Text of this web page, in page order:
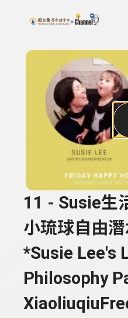
上方功能區塊
搜尋關鍵字：可輸入節目
11 - Susie生
小琉球自由
*Susie Lee's
Philosophy